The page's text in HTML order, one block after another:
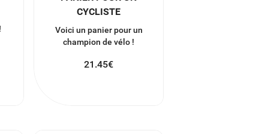
CYCLISTE
Voici un panier pour un
champion de vélo !
21.45€